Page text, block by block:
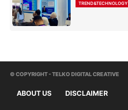
TREND&TECHNOLOGY
© COPYRIGHT - TELKO DIGITAL CREATIVE
ABOUT US DISCLAIMER